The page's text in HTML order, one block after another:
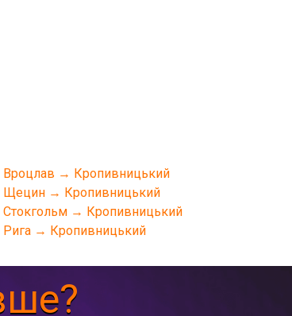
Вроцлав → Кропивницький
Щецин → Кропивницький
Стокгольм → Кропивницький
Рига → Кропивницький